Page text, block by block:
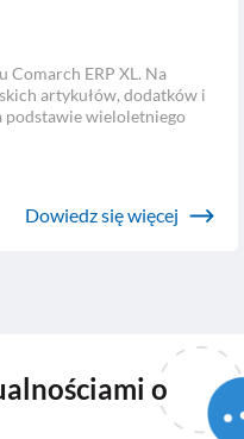
Comarch ERP XL. Na
artykułów, dodatków i
podstawie wieloletniego
Dowiedz się więcej
o